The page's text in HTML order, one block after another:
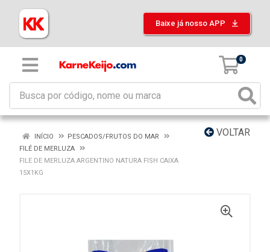
Baixe já nosso APP
0
VOLTAR
INÍCIO
PESCADOS/FRUTOS DO MAR
FILÉ DE MERLUZA
FILE DE MERLUZA ARGENTINO NATURA FISH CAIXA
15X1KG